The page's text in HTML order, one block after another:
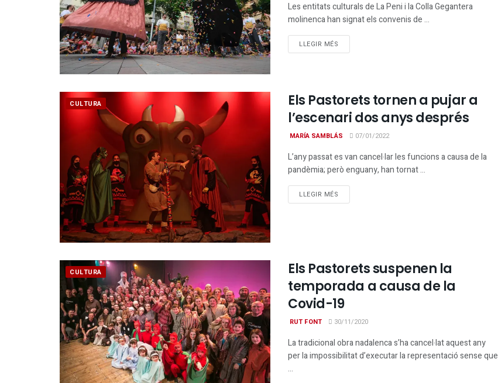
Les entitats culturals de La Peni i la Colla Gegantera
molinenca han signat els convenis de ...
LLEGIR MÉS
CULTURA
Els Pastorets tornen a pujar a
l’escenari dos anys després
MARÍA SAMBLÁS 07/01/2022
L’any passat es van cancel·lar les funcions a causa de la
pandèmia; però enguany, han tornat ...
LLEGIR MÉS
CULTURA
Els Pastorets suspenen la
temporada a causa de la
Covid-19
RUT FONT 30/11/2020
La tradicional obra nadalenca s’ha cancel·lat aquest any
per la impossibilitat d’executar la representació sense que
...